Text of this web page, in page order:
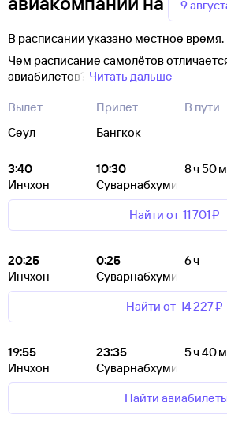
9
В расписании указано местное время.
Чем расписание самолётов
авиабилетов? Читать дальше
Вылет
Сеул
Прилет
Бангкок
В пути
3:40
Инчхон
10:30
Суварнабхуми
8 ч 50 м
Найти от 11 ⁠701 ⁠₽
20:25
Инчхон
0:25
Суварнабхуми
6 ч
Найти от 14 ⁠227 ⁠₽
19:55
Инчхон
23:35
Суварнабхуми
5 ч 40 м
Найти